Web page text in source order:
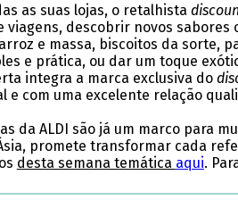
as suas lojas, o retalhista
viagens, descobrir novos
e massa, biscoitos da sorte,
e prática, ou dar um toque
integra a marca exclusiva do
e com uma excelente relação
da ALDI são já um marco para
promete transformar cada
desta semana temática aqui.